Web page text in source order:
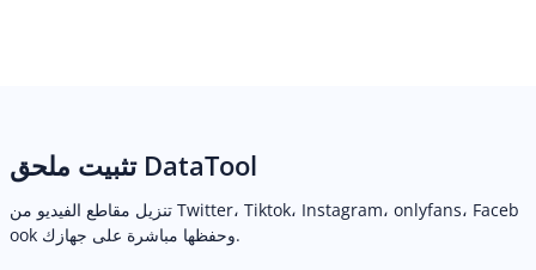
تثبيت ملحق DataTool
تنزيل مقاطع الفيديو من Twitter، Tiktok، Instagram، onlyfans، Faceb
ook وحفظها مباشرة على جهازك.